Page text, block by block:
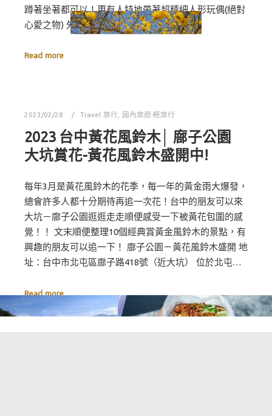
蹲著坐著都可以！更有人特地帶著超精細人形玩偶(絕對
心愛之物) 外拍!! 東大公園 地址:台中市西…
Read more
2023/02/28 Travel 旅行 國內旅遊-輕旅行
2023 台中黃花風鈴木│ 廍子公園
大坑賞花-黃花風鈴木盛開中!
每年3月是黃花風鈴木的花季，每一年的黃金雨大爆發，
總會許多人都十分期待再追一次花！台中的朋友可以來
大坑－廍子公園逛逛走走順便感受一下被黃花包圍的感
覺！！ 文末順便整理10個經典賞黃金風鈴木的景點，有
興趣的朋友可以追一下！ 廍子公園－黃花風鈴木盛開 地
址：台中市北屯區廍子路418號（近大坑） 位於北屯…
Read more